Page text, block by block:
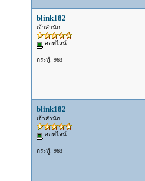
blink182
เจ้าสำนัก
ออฟไลน์
กระทู้: 963
blink182
เจ้าสำนัก
ออฟไลน์
กระทู้: 963